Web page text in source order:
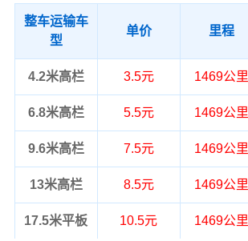
整车运输车
型
单价 里程
4.2米高栏 3.5元 1469公里
6.8米高栏 5.5元 1469公里
9.6米高栏 7.5元 1469公里
13米高栏 8.5元 1469公里
17.5米平板 10.5元 1469公里